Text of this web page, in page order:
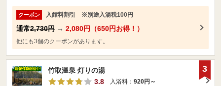
クーポン 入館料割引 ※別途入湯税100円
通常2,730円 → 2,080円（650円お得！）
他にも3個のクーポンがあります。
竹取温泉 灯りの湯
3.8
入浴料： 920円～
3